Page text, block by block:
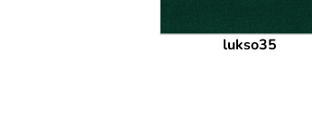
lukso35